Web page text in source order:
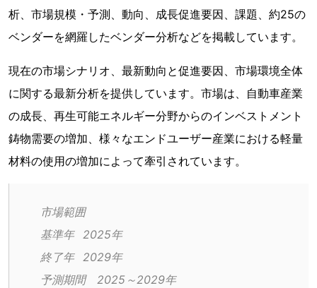
析、市場規模・予測、動向、成長促進要因、課題、約25の
ベンダーを網羅したベンダー分析などを掲載しています。
現在の市場シナリオ、最新動向と促進要因、市場環境全体
に関する最新分析を提供しています。市場は、自動車産業
の成長、再生可能エネルギー分野からのインベストメント
鋳物需要の増加、様々なエンドユーザー産業における軽量
材料の使用の増加によって牽引されています。
市場範囲
基準年	2025年
終了年	2029年
予測期間	2025～2029年